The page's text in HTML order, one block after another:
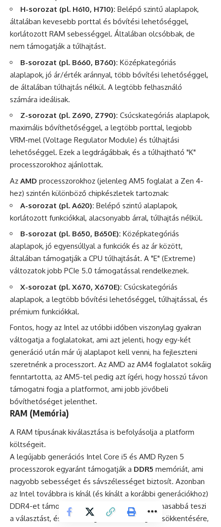
H-sorozat (pl. H610, H710): Belépő szintű alaplapok,
általában kevesebb porttal és bővítési lehetőséggel,
korlátozott RAM sebességgel. Általában olcsóbbak, de
nem támogatják a túlhajtást.
B-sorozat (pl. B660, B760): Középkategóriás
alaplapok, jó ár/érték aránnyal, több bővítési lehetőséggel,
de általában túlhajtás nélkül. A legtöbb felhasználó
számára ideálisak.
Z-sorozat (pl. Z690, Z790): Csúcskategóriás alaplapok,
maximális bővíthetőséggel, a legtöbb porttal, legjobb
VRM-mel (Voltage Regulator Module) és túlhajtási
lehetőséggel. Ezek a legdrágábbak, és a túlhajtható "K"
processzorokhoz ajánlottak.
Az AMD processzorokhoz (jelenleg AM5 foglalat a Zen 4-
hez) szintén különböző chipkészletek tartoznak:
A-sorozat (pl. A620): Belépő szintű alaplapok,
korlátozott funkciókkal, alacsonyabb árral, túlhajtás nélkül.
B-sorozat (pl. B650, B650E): Középkategóriás
alaplapok, jó egyensúllyal a funkciók és az ár között,
általában támogatják a CPU túlhajtását. A "E" (Extreme)
változatok jobb PCIe 5.0 támogatással rendelkeznek.
X-sorozat (pl. X670, X670E): Csúcskategóriás
alaplapok, a legtöbb bővítési lehetőséggel, túlhajtással, és
prémium funkciókkal.
Fontos, hogy az Intel az utóbbi időben viszonylag gyakran
váltogatja a foglalatokat, ami azt jelenti, hogy egy-két
generáció után már új alaplapot kell venni, ha fejleszteni
szeretnénk a processzort. Az AMD az AM4 foglalatot sokáig
fenntartotta, az AM5-tel pedig azt ígéri, hogy hosszú távon
támogatni fogja a platformot, ami jobb jövőbeli
bővíthetőséget jelenthet.
RAM (Memória)
A RAM típusának kiválasztása is befolyásolja a platform
költségeit.
A legújabb generációs Intel Core i5 és AMD Ryzen 5
processzorok egyaránt támogatják a DDR5 memóriát, ami
nagyobb sebességet és sávszélességet biztosít. Azonban
az Intel továbbra is kínál (és kínált a korábbi generációkhoz)
DDR4-et támogató alaplapokat is, ami rugalmasabbá teszi
a választást, és lehetőséget ad a költségek csökkentésére,